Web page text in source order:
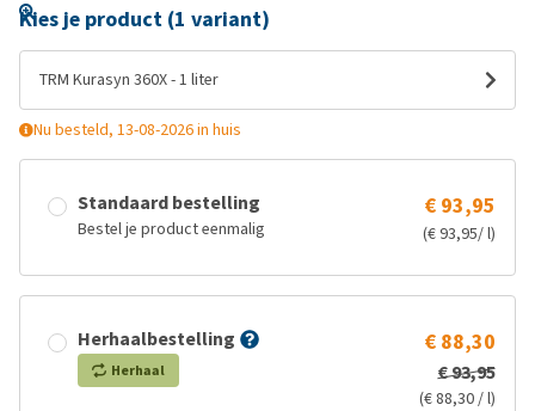
Kies je product (1 variant)
TRM Kurasyn 360X - 1 liter
Nu besteld, 13-08-2026 in huis
Standaard bestelling
Bestel je product eenmalig
€ 93,95
(€ 93,95/ l)
Herhaalbestelling
Herhaal
€ 88,30
€ 93,95
(€ 88,30 / l)